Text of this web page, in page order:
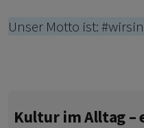
Unser Motto ist:
Kultur im Alltag –